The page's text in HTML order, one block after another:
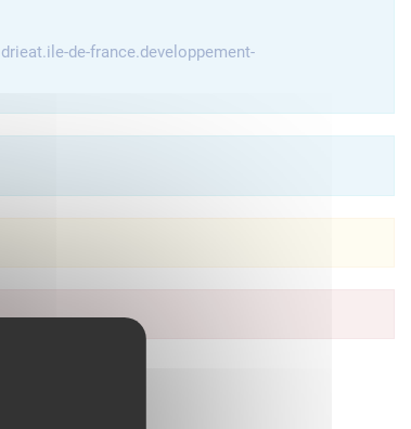
de-france.developpement-
en ligne.